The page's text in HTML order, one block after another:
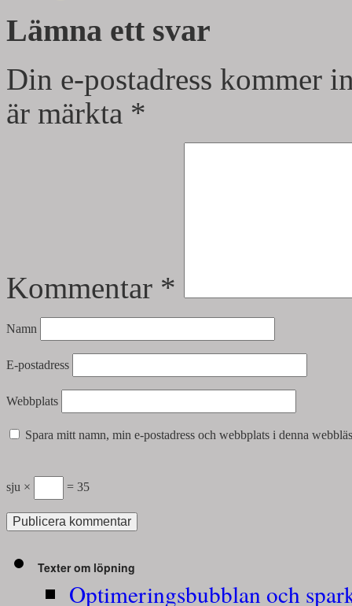
Lämna ett svar
Din e-postadress kommer
är märkta *
Kommentar *
Namn
E-postadress
Webbplats
Spara mitt namn, min e-postadress och webbplats i denna
sju × = 35
Texter om löpning
Optimeringsbubblan och